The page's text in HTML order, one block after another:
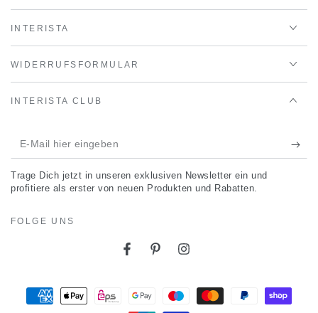
INTERISTA
WIDERRUFSFORMULAR
INTERISTA CLUB
E-
Mail
hier
Trage Dich jetzt in unseren exklusiven Newsletter ein und
profitiere als erster von neuen Produkten und Rabatten.
FOLGE UNS
FacebookPinterestInstagram
Zahlungsmöglichkeiten